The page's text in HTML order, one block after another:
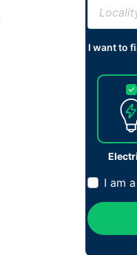
I want to
I am